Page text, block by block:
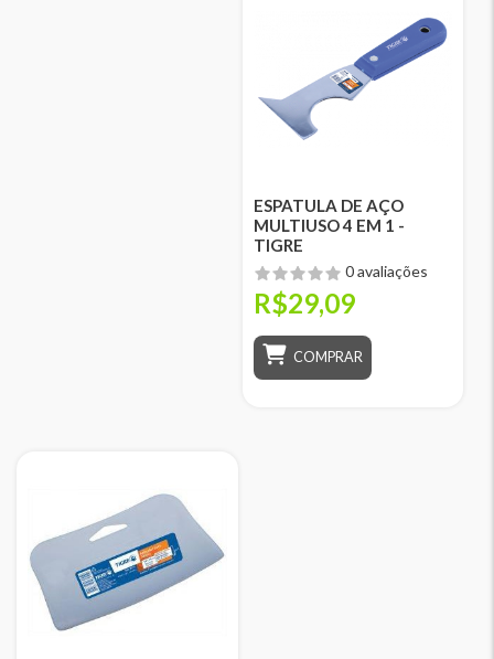
ESPATULA DE AÇO
MULTIUSO 4 EM 1 -
TIGRE
0 avaliações
R$29,09
COMPRAR